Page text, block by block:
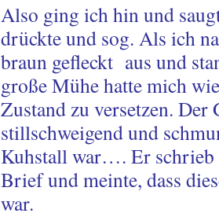
Also ging ich hin und
drückte und sog. Als ich
braun gefleckt aus und
große Mühe hatte mich
Zustand zu versetzen. Der
stillschweigend und
Kuhstall war…. Er schrieb
Brief und meinte, dass
war.